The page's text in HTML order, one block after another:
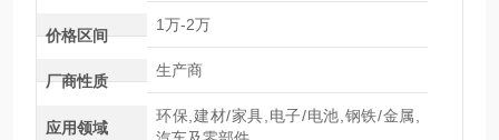
价格区间
1万-2万
厂商性质
生产商
应用领域
环保,建材/家具,电子/电池,钢铁/金属,